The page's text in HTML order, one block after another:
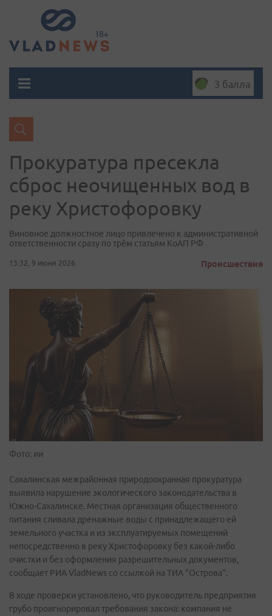
3 балла
Прокуратура пресекла
сброс неочищенных вод в
реку Христофоровку
Виновное должностное лицо привлечено к административной
ответственности сразу по трём статьям КоАП РФ
13:32, 9 июня 2026 Происшествия
Фото: ии
Сахалинская межрайонная природоохранная прокуратура
выявила нарушение экологического законодательства в
Южно-Сахалинске. Местная организация общественного
питания сливала дренажные воды с принадлежащего ей
земельного участка и из эксплуатируемых помещений
непосредственно в реку Христофоровку без какой-либо
очистки и без оформления разрешительных документов,
сообщает РИА VladNews со ссылкой на ТИА "Острова".
В ходе проверки установлено, что руководитель предприятия
грубо проигнорировал требования закона: компания не